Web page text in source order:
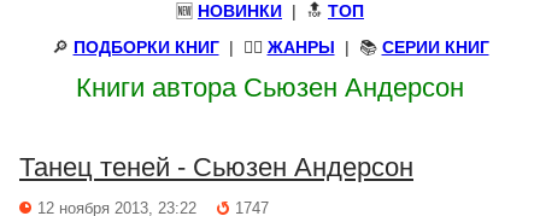
🆕 НОВИНКИ | 🔝 ТОП
🔎 ПОДБОРКИ КНИГ| 🧝‍♀️ ЖАНРЫ | 📚 СЕРИИ КНИГ
Книги автора Сьюзен Андерсон
Танец теней - Сьюзен Андерсон
12 ноября 2013, 23:22 1747